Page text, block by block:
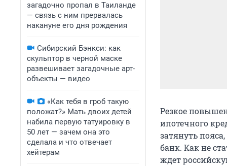
загадочно пропал в Таиланде
— связь с ним прервалась
накануне его дня рождения
Сибирский Бэнкси: как
скульптор в черной маске
развешивает загадочные арт-
объекты — видео
«Как тебя в гроб такую
положат?» Мать двоих детей
набила первую татуировку в
50 лет — зачем она это
сделала и что отвечает
хейтерам
Резкое
ипотечного
затянуть
банк. Как не
ждет